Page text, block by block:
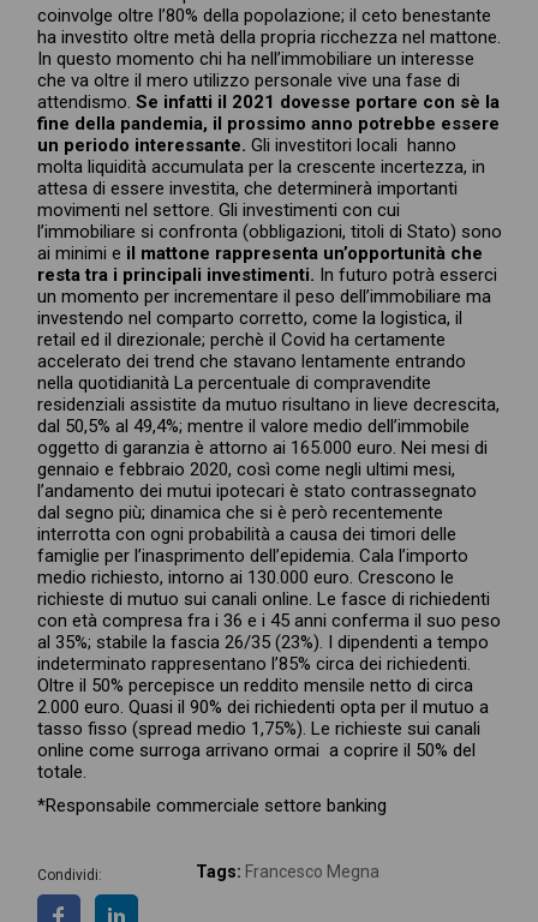
coinvolge oltre l’80% della popolazione; il ceto benestante
ha investito oltre metà della propria ricchezza nel mattone.
In questo momento chi ha nell’immobiliare un interesse
che va oltre il mero utilizzo personale vive una fase di
attendismo. Se infatti il 2021 dovesse portare con sè la
fine della pandemia, il prossimo anno potrebbe essere
un periodo interessante. Gli investitori locali hanno
molta liquidità accumulata per la crescente incertezza, in
attesa di essere investita, che determinerà importanti
movimenti nel settore. Gli investimenti con cui
l’immobiliare si confronta (obbligazioni, titoli di Stato) sono
ai minimi e il mattone rappresenta un’opportunità che
resta tra i principali investimenti. In futuro potrà esserci
un momento per incrementare il peso dell’immobiliare ma
investendo nel comparto corretto, come la logistica, il
retail ed il direzionale; perchè il Covid ha certamente
accelerato dei trend che stavano lentamente entrando
nella quotidianità La percentuale di compravendite
residenziali assistite da mutuo risultano in lieve decrescita,
dal 50,5% al 49,4%; mentre il valore medio dell’immobile
oggetto di garanzia è attorno ai 165.000 euro. Nei mesi di
gennaio e febbraio 2020, così come negli ultimi mesi,
l’andamento dei mutui ipotecari è stato contrassegnato
dal segno più; dinamica che si è però recentemente
interrotta con ogni probabilità a causa dei timori delle
famiglie per l’inasprimento dell’epidemia. Cala l’importo
medio richiesto, intorno ai 130.000 euro. Crescono le
richieste di mutuo sui canali online. Le fasce di richiedenti
con età compresa fra i 36 e i 45 anni conferma il suo peso
al 35%; stabile la fascia 26/35 (23%). I dipendenti a tempo
indeterminato rappresentano l’85% circa dei richiedenti.
Oltre il 50% percepisce un reddito mensile netto di circa
2.000 euro. Quasi il 90% dei richiedenti opta per il mutuo a
tasso fisso (spread medio 1,75%). Le richieste sui canali
online come surroga arrivano ormai a coprire il 50% del
totale.
*Responsabile commerciale settore banking
Condividi: Tags: Francesco Megna